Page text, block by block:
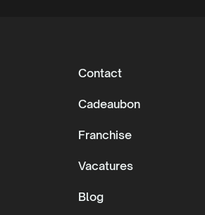
Contact
Cadeaubon
Franchise
Vacatures
Blog